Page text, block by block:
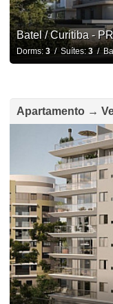
Batel / Curitiba - PR
Dorms: 3/ Suítes: 3/
Apartamento →